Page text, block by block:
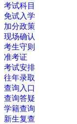
考试科目
免试入学
加分政策
现场确认
考生守则
准考证
考试安排
往年录取
查询入口
查询答疑
学籍查询
新生复查